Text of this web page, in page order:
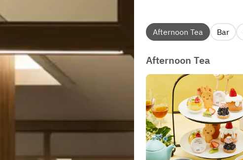
Afternoon Tea Bar
Afternoon Tea